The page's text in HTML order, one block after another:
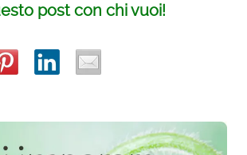
post con chi vuoi!